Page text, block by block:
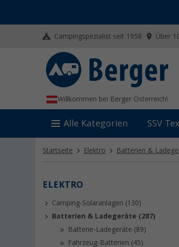
Campingspezialist seit 1958 Über
Willkommen bei Berger Österreich!
Alle Kategorien SSV
Startseite Elektro Batterien &
ELEKTRO
Camping-Solaranlagen (130)
Batterien & Ladegeräte (287)
Batterie-Ladegeräte (89)
Fahrzeug-Batterien (45)